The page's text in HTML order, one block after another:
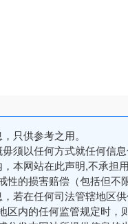
只供参考之用。
须以任何方式就任何信
本网站在此声明,不承担
性的损害赔偿（包括但
若在任何司法管辖地区
区内的任何监管规定时